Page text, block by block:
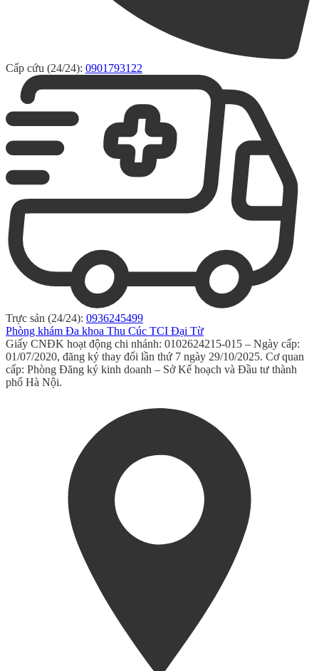
Cấp cứu (24/24): 0901793122
Trực sản (24/24): 0936245499
Phòng khám Đa khoa Thu Cúc TCI Đại Từ
Giấy CNĐK hoạt động chi nhánh: 0102624215-015 – Ngày cấp:
01/07/2020, đăng ký thay đổi lần thứ 7 ngày 29/10/2025. Cơ quan
cấp: Phòng Đăng ký kinh doanh – Sở Kế hoạch và Đầu tư thành
phố Hà Nội.